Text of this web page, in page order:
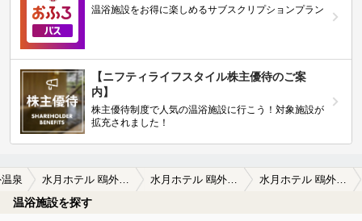
温浴施設をお得に楽しめるサブスクリプションプラン
【ニフティライフスタイル株主優待のご案
内】
株主優待制度で人気の温浴施設に行こう！対象施設が
拡充されました！
泉 水月ホテル 鴎外荘（閉館しました）の口コミ 温泉目的の人は…。
温浴施設を探す